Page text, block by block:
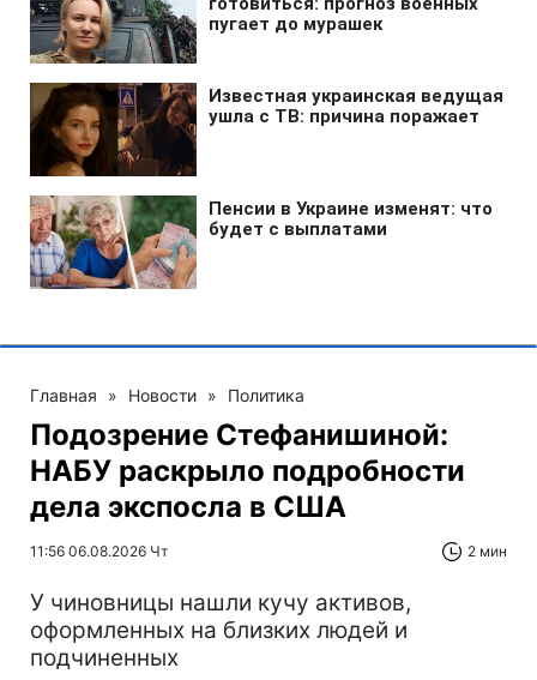
Главная » Новости » Политика
Подозрение Стефанишиной:
НАБУ раскрыло подробности
дела экспосла в США
11:56 06.08.2026 Чт 2 мин
У чиновницы нашли кучу активов,
оформленных на близких людей и
подчиненных